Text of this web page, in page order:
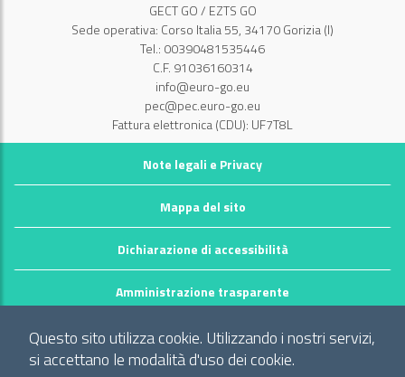
Questo sito utilizza cookie. Utilizzando i nostri servizi,
si accettano le modalità d'uso dei cookie.
GECT GO / EZTS GO
Sede operativa: Corso Italia 55, 34170 Gorizia (I)
Tel.: 00390481535446
C.F. 91036160314
info@euro-go.eu
pec@pec.euro-go.eu
Fattura elettronica (CDU): UF7T8L
Note legali e Privacy
Mappa del sito
Dichiarazione di accessibilità
Amministrazione trasparente
©2026 GECT GO / EZTS GO
Realizzato da infoFactory Web Agency.